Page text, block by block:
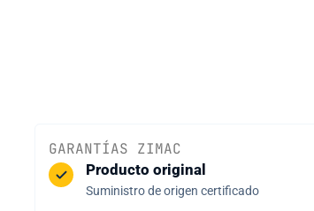
GARANTÍAS ZIMAC
Producto original
Suministro de origen certificado